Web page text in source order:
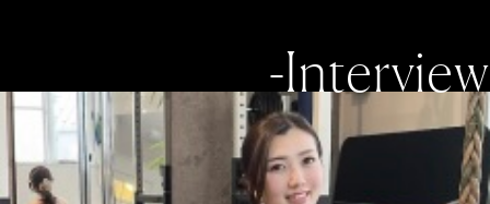
-Interview